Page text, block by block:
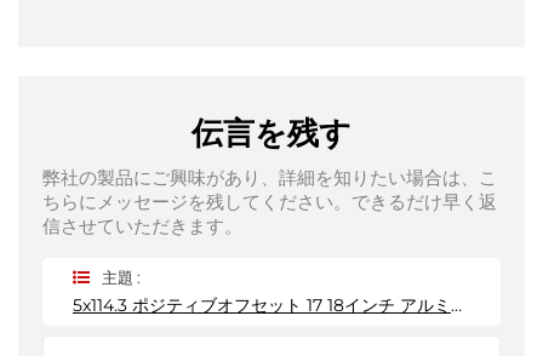
伝言を残す
弊社の製品にご興味があり、詳細を知りたい場合は、こ
ちらにメッセージを残してください。できるだけ早く返
信させていただきます。
主題 :
5x114.3 ポジティブオフセット 17 18インチ アルミ合金鍛造ホイール